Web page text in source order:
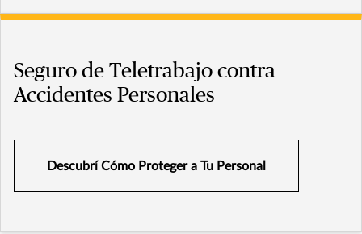
Seguro de Teletrabajo contra
Accidentes Personales
Descubrí Cómo Proteger a Tu Personal